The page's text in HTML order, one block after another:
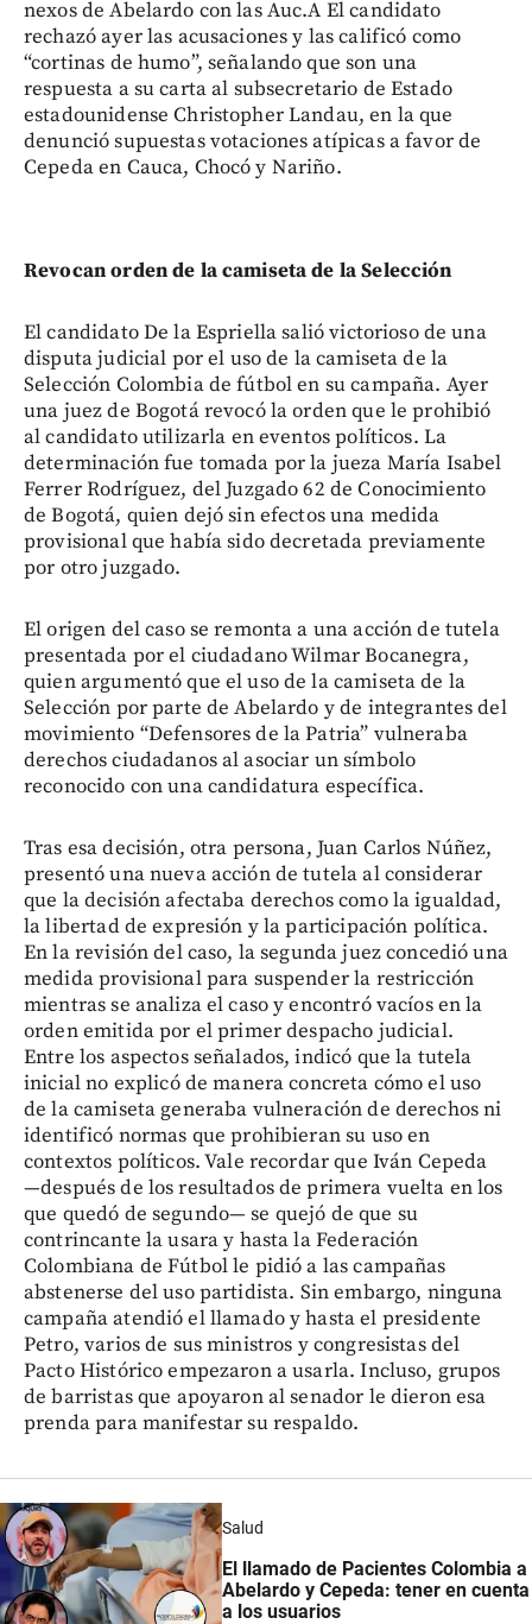
nexos de Abelardo con las Auc.A El candidato
rechazó ayer las acusaciones y las calificó como
“cortinas de humo”, señalando que son una
respuesta a su carta al subsecretario de Estado
estadounidense Christopher Landau, en la que
denunció supuestas votaciones atípicas a favor de
Cepeda en Cauca, Chocó y Nariño.
Revocan orden de la camiseta de la Selección
El candidato De la Espriella salió victorioso de una
disputa judicial por el uso de la camiseta de la
Selección Colombia de fútbol en su campaña. Ayer
una juez de Bogotá revocó la orden que le prohibió
al candidato utilizarla en eventos políticos. La
determinación fue tomada por la jueza María Isabel
Ferrer Rodríguez, del Juzgado 62 de Conocimiento
de Bogotá, quien dejó sin efectos una medida
provisional que había sido decretada previamente
por otro juzgado.
El origen del caso se remonta a una acción de tutela
presentada por el ciudadano Wilmar Bocanegra,
quien argumentó que el uso de la camiseta de la
Selección por parte de Abelardo y de integrantes del
movimiento “Defensores de la Patria” vulneraba
derechos ciudadanos al asociar un símbolo
reconocido con una candidatura específica.
Tras esa decisión, otra persona, Juan Carlos Núñez,
presentó una nueva acción de tutela al considerar
que la decisión afectaba derechos como la igualdad,
la libertad de expresión y la participación política.
En la revisión del caso, la segunda juez concedió una
medida provisional para suspender la restricción
mientras se analiza el caso y encontró vacíos en la
orden emitida por el primer despacho judicial.
Entre los aspectos señalados, indicó que la tutela
inicial no explicó de manera concreta cómo el uso
de la camiseta generaba vulneración de derechos ni
identificó normas que prohibieran su uso en
contextos políticos. Vale recordar que Iván Cepeda
—después de los resultados de primera vuelta en los
que quedó de segundo— se quejó de que su
contrincante la usara y hasta la Federación
Colombiana de Fútbol le pidió a las campañas
abstenerse del uso partidista. Sin embargo, ninguna
campaña atendió el llamado y hasta el presidente
Petro, varios de sus ministros y congresistas del
Pacto Histórico empezaron a usarla. Incluso, grupos
de barristas que apoyaron al senador le dieron esa
prenda para manifestar su respaldo.
Salud
El llamado de Pacientes Colombia a
Abelardo y Cepeda: tener en cuenta
a los usuarios